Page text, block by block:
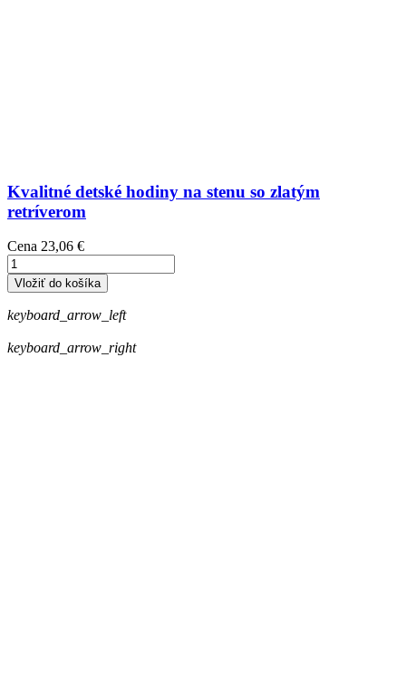
Kvalitné detské hodiny na stenu so zlatým
retríverom
Cena 23,06 €
Vložiť do košíka
keyboard_arrow_left
keyboard_arrow_right